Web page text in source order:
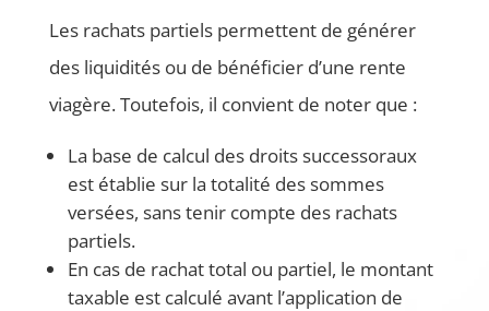
Les rachats partiels permettent de générer
des liquidités ou de bénéficier d’une rente
viagère. Toutefois, il convient de noter que :
La base de calcul des droits successoraux
est établie sur la totalité des sommes
versées, sans tenir compte des rachats
partiels.
En cas de rachat total ou partiel, le montant
taxable est calculé avant l’application de